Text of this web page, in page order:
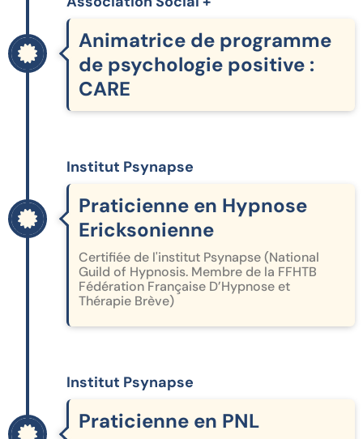
Animatrice de programme
de psychologie positive :
CARE
Institut Psynapse
Praticienne en Hypnose
Ericksonienne
Certifiée de l'institut Psynapse (National
Guild of Hypnosis. Membre de la FFHTB
Fédération Française D’Hypnose et
Thérapie Brève)
Institut Psynapse
Praticienne en PNL